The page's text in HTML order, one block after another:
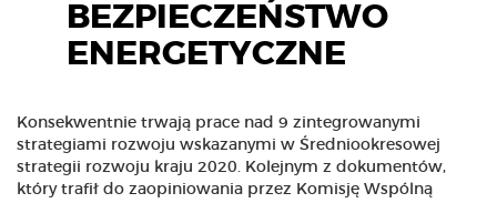
BEZPIECZEŃSTWO
ENERGETYCZNE
Konsekwentnie trwają prace nad 9 zintegrowanymi
strategiami rozwoju wskazanymi w Średniookresowej
strategii rozwoju kraju 2020. Kolejnym z dokumentów,
który trafił do zaopiniowania przez Komisję Wspólną